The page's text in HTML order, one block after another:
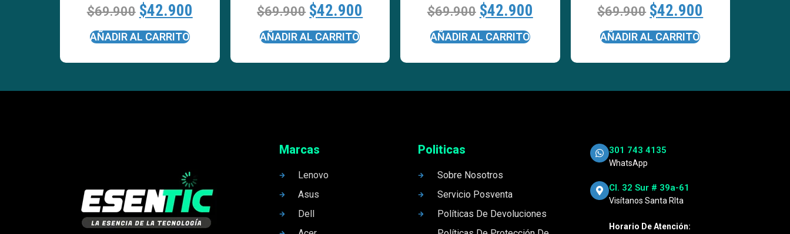
$69.900 $42.900
AÑADIR AL CARRITO
$69.900 $42.900
AÑADIR AL CARRITO
$69.900 $42.900
AÑADIR AL CARRITO
$69.900 $42.900
AÑADIR AL CARRITO
Marcas
Lenovo
Asus
Dell
Politicas
Sobre Nosotros
Servicio Posventa
Políticas De Devoluciones
301 743 4135
WhatsApp
Cl. 32 Sur # 39a-61
Visítanos Santa RIta
Horario De Atención: